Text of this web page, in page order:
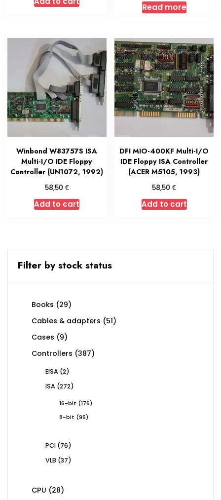
Read more
Winbond W83757S ISA
Multi-I/O IDE Floppy
Controller (UN1072, 1992)
58,50 €
Add to cart
DFI MIO-400KF Multi-I/O
IDE Floppy ISA Controller
(ACER M5105, 1993)
58,50€
Add to cart
Filter by stock status
Books 2929
Cables & adapters 5151
Cases 99
Controllers 387387
EISA 22
ISA 272272
16-bit 176176
8-bit
9696
PCI 7676
VLB 3737
CPU 2828